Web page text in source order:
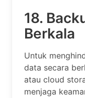
18.
Berkala
Untuk
data secara
atau cloud
menjaga